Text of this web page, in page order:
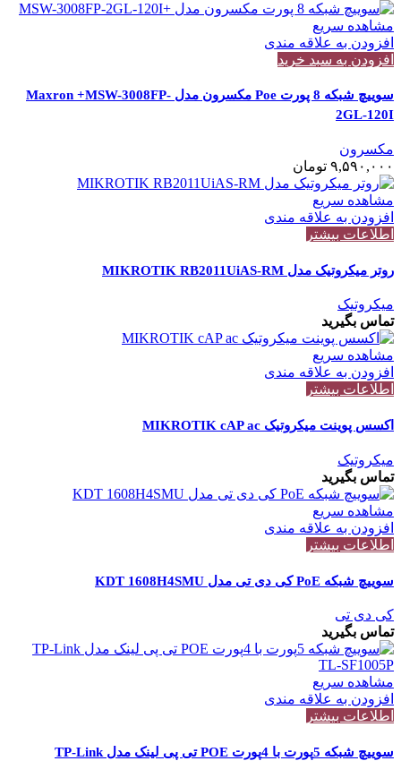
مشاهده سریع
افزودن به علاقه مندی
افزودن به سبد خرید
سوییچ شبکه 8 پورت Poe مکسرون مدل Maxron +MSW-3008FP-
2GL-120I
مکسرون
۹,۵۹۰,۰۰۰ تومان
مشاهده سریع
افزودن به علاقه مندی
اطلاعات بیشتر
روتر میکروتیک مدل MIKROTIK RB2011UiAS-RM
میکروتیک
تماس بگیرید
مشاهده سریع
افزودن به علاقه مندی
اطلاعات بیشتر
اکسس پوینت میکروتیک MIKROTIK cAP ac
میکروتیک
تماس بگیرید
مشاهده سریع
افزودن به علاقه مندی
اطلاعات بیشتر
سوییچ شبکه PoE کی دی تی مدل KDT 1608H4SMU
کی دی تی
تماس بگیرید
مشاهده سریع
افزودن به علاقه مندی
اطلاعات بیشتر
سوییچ شبکه 5پورت با 4پورت POE تی پی لینک مدل TP-Link